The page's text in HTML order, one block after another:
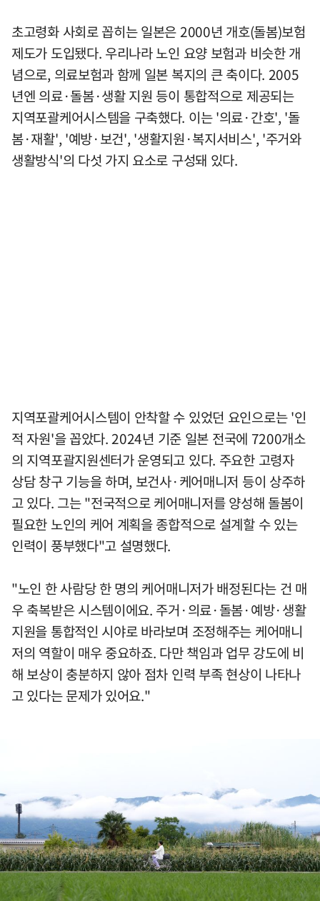
초고령화 사회로 꼽히는 일본은 2000년 개호(돌봄)보험
제도가 도입됐다. 우리나라 노인 요양 보험과 비슷한 개
념으로, 의료보험과 함께 일본 복지의 큰 축이다. 2005
년엔 의료·돌봄·생활 지원 등이 통합적으로 제공되는
지역포괄케어시스템을 구축했다. 이는 '의료·간호', '돌
봄·재활', '예방·보건', '생활지원·복지서비스', '주거와
생활방식'의 다섯 가지 요소로 구성돼 있다.
지역포괄케어시스템이 안착할 수 있었던 요인으로는 '인
적 자원'을 꼽았다. 2024년 기준 일본 전국에 7200개소
의 지역포괄지원센터가 운영되고 있다. 주요한 고령자
상담 창구 기능을 하며, 보건사·케어매니저 등이 상주하
고 있다. 그는 "전국적으로 케어매니저를 양성해 돌봄이
필요한 노인의 케어 계획을 종합적으로 설계할 수 있는
인력이 풍부했다"고 설명했다.
"노인 한 사람당 한 명의 케어매니저가 배정된다는 건 매
우 축복받은 시스템이에요. 주거·의료·돌봄·예방·생활
지원을 통합적인 시야로 바라보며 조정해주는 케어매니
저의 역할이 매우 중요하죠. 다만 책임과 업무 강도에 비
해 보상이 충분하지 않아 점차 인력 부족 현상이 나타나
고 있다는 문제가 있어요."